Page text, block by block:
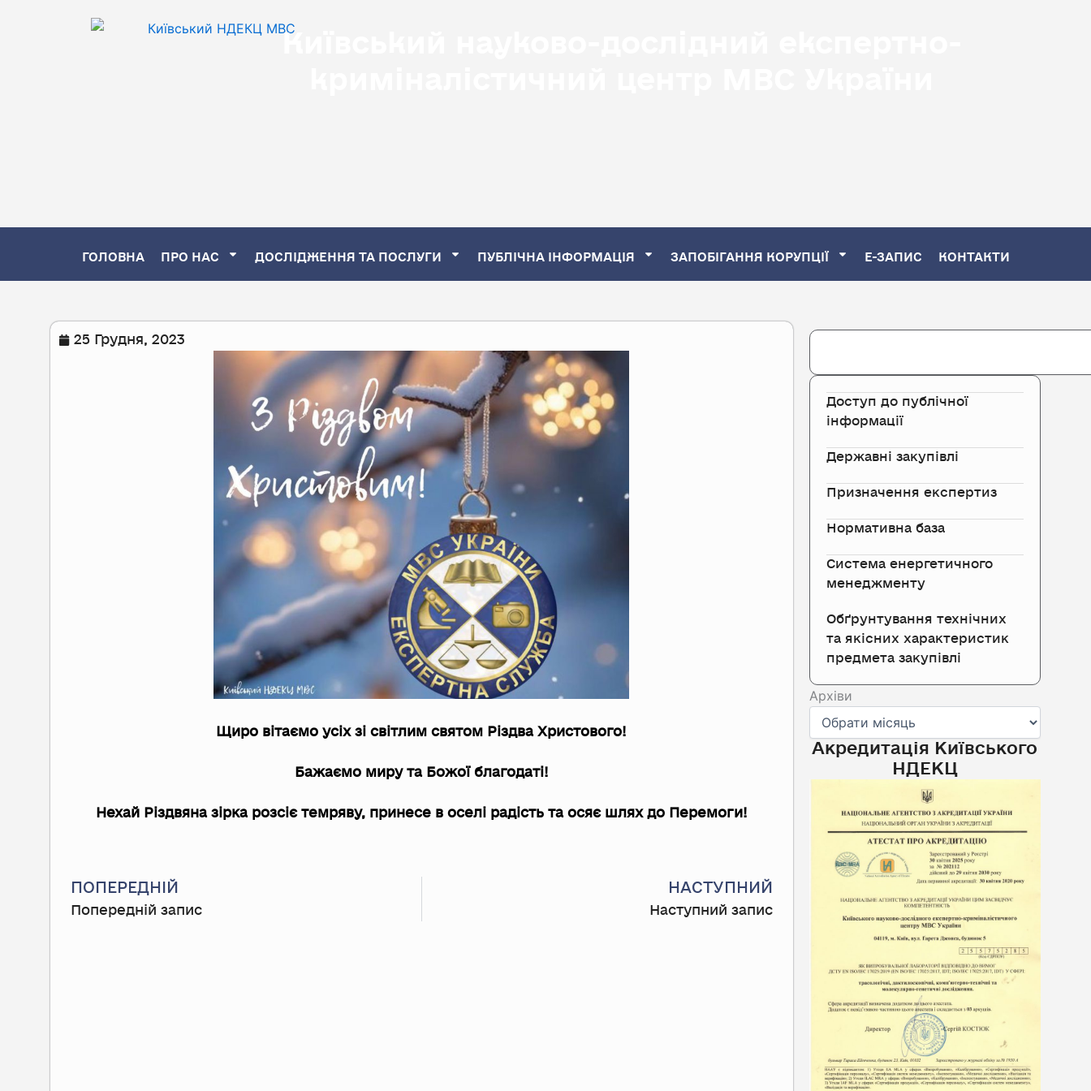
Київський науково-дослідний експертно-
ГОЛОВНА ПРО НАС ДОСЛІДЖЕННЯ ТА ПОСЛУГИ ПУБЛІЧНА ІНФОРМАЦІЯ ЗАПОБІГАННЯ КОРУПЦІЇ Е-ЗАПИС КОНТАКТИ
25 Грудня, 2023
Щиро вітаємо усіх зі світлим святом Різдва Христового!
Бажаємо миру та Божої благодаті!
Нехай Різдвяна зірка розсіє темряву, принесе в оселі радість та осяє шлях до Перемоги!
ПОПЕРЕДНІЙ
Попередній запис
НАСТУПНИЙ
Наступний запис
Next
Search
Доступ до публічної
інформації
Державні закупівлі
Призначення експертиз
Нормативна база
Система енергетичного
менеджменту
Обґрунтування технічних
та якісних характеристик
предмета закупівлі
Архіви
Архіви
Акредитація Київського
НДЕКЦ